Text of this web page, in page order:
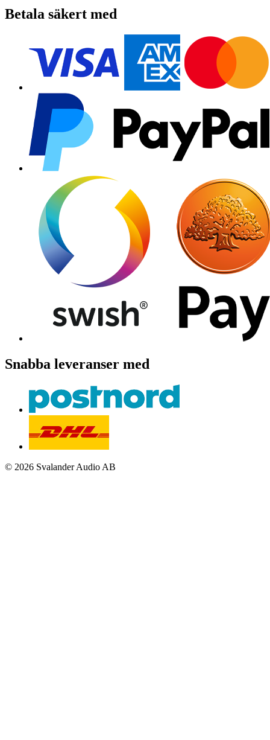
Betala säkert med
Snabba leveranser med
© 2026 Svalander Audio AB